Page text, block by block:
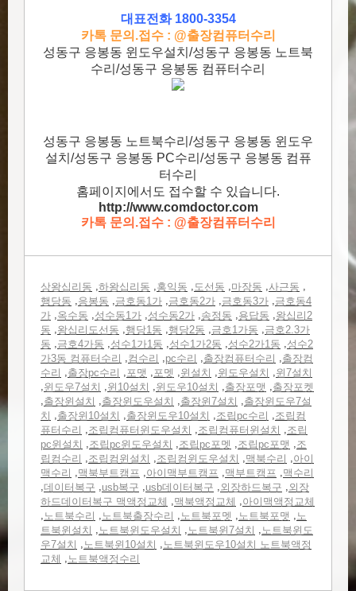
대표전화 1800-3354
카톡 문의.접수 : @출장컴퓨터수리
성동구 응봉동 윈도우설치/성동구 응봉동 노트북
수리/성동구 응봉동 컴퓨터수리
성동구 응봉동 노트북수리/성동구 응봉동 윈도우
설치/성동구 응봉동 PC수리/성동구 응봉동 컴퓨
터수리
홈페이지에서도 접수할 수 있습니다.
http://www.comdoctor.com
카톡 문의.접수 : @출장컴퓨터수리
상왕십리동 ,하왕십리동 ,홍익동 ,도선동 ,마장동 ,사근동 ,
행당동 ,응봉동 ,금호동1가 ,금호동2가 ,금호동3가 ,금호동4
가 ,옥수동 ,성수동1가 ,성수동2가 ,송정동 ,용답동 ,왕십리2
동 ,왕십리도선동 ,행당1동 ,행당2동 ,금호1가동 ,금호2.3가
동 ,금호4가동 ,성수1가1동 ,성수1가2동 ,성수2가1동 ,성수2
가3동 컴퓨터수리 ,컴수리 ,pc수리 ,출장컴퓨터수리 ,출장컴
수리 ,출장pc수리 ,포맷 ,포멧 ,윈설치 ,윈도우설치 ,윈7설치
,윈도우7설치 ,윈10설치 ,윈도우10설치 ,출장포맷 ,출장포켓
,출장윈설치 ,출장윈도우설치 ,출장윈7설치 ,출장윈도우7설
치 ,출장윈10설치 ,출장윈도우10설치 ,조립pc수리 ,조립컴
퓨터수리 ,조립컴퓨터윈도우설치 ,조립컴퓨터윈설치 ,조립
pc윈설치 ,조립pc윈도우설치 ,조립pc포멧 ,조립pc포맷 ,조
립컴수리 ,조립컴윈설치 ,조립컴윈도우설치 ,맥북수리 ,아이
맥수리 ,맥북부트캠프 ,아이맥부트캠프 ,맥부트캠프 ,맥수리
,데이터복구 ,usb복구 ,usb데이터복구 ,외장하드복구 ,외장
하드데이터복구 맥액정교체 ,맥북액정교체 ,아이맥액정교체
,노트북수리 ,노트북출장수리 ,노트북포멧 ,노트북포맷 ,노
트북윈설치 ,노트북윈도우설치 ,노트북윈7설치 ,노트북윈도
우7설치 ,노트북윈10설치 ,노트북윈도우10설치 노트북액정
교체 ,노트북액정수리